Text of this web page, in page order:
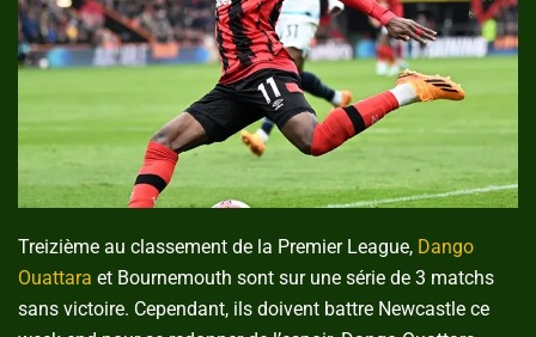
Treizième au classement de la Premier League, Dango
Ouattara et Bournemouth sont sur une série de 3 matchs
sans victoire. Cependant, ils doivent battre Newcastle ce